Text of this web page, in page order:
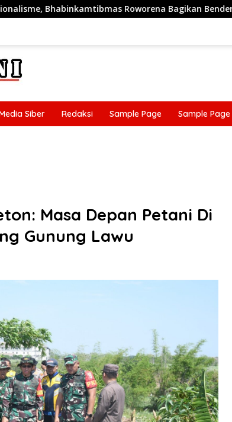
Bagikan Bendera Merah Putih Gratis ke Warga
Siber Redaksi Sample Page Sample Page
Masa Depan Petani Di
Gunung Lawu